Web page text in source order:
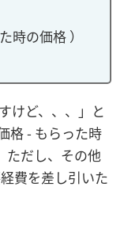
時の価格 ）
けど、、、」と
格 - もらった時
だし、その他
費を差し引いた